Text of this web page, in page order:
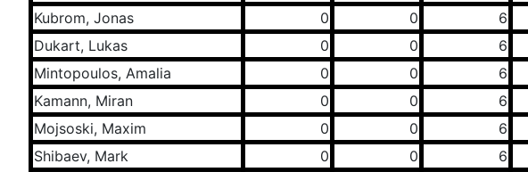
Kubrom, Jonas
0 0 6
Dukart, Lukas
0 0 6
Mintopoulos, Amalia
0 0 6
Kamann, Miran
0 0 6
Mojsoski, Maxim
0 0 6
Shibaev, Mark
0 0 6